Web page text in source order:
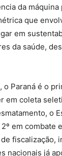
da
que
em
da saúde,
o Paraná é o
em coleta
o
em combate
fiscalização,
nacionais já